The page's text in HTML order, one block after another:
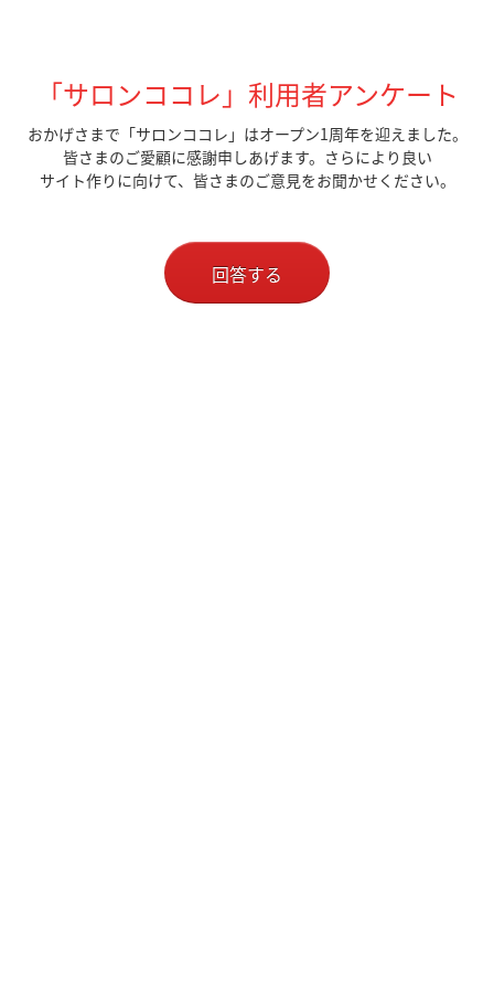
「サロンココレ」利用者アンケート
おかげさまで「サロンココレ」はオープン1周年を迎えました。
皆さまのご愛顧に感謝申しあげます。 さらにより良い
サイト作りに向けて、皆さまのご意見をお聞かせください。
回答する